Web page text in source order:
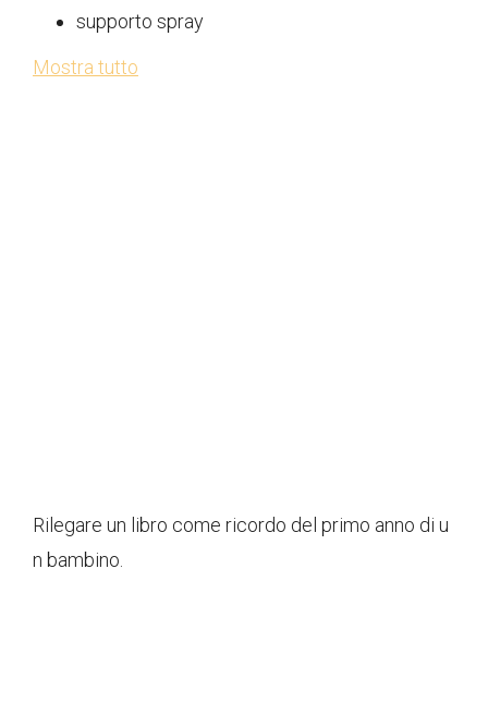
supporto spray
Mostra tutto
Rilegare un libro come ricordo del primo anno di u
n bambino.